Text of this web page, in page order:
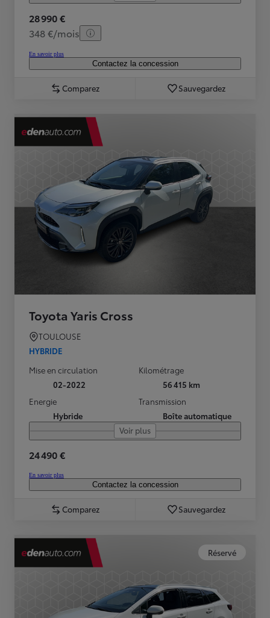
28 990 €
348 €/mois
En savoir plus
Contactez la concession
Comparez Sauvegardez
Toyota Yaris Cross
TOULOUSE
HYBRIDE
Mise en circulation
02-2022
Kilométrage
56 415 km
Energie
Hybride
Transmission
Boîte automatique
Voir plus
24 490 €
En savoir plus
Contactez la concession
Comparez Sauvegardez
Réservé